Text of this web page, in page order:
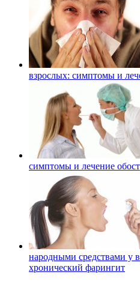
взрослых: симптомы и
симптомы и лечение
народными средствами у
хронический фарингит